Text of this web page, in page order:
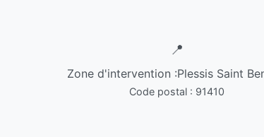
📍
Zone d'intervention :Plessis Saint
Code postal : 91410